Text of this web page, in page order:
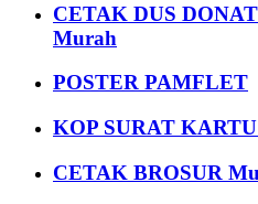
CETAK DUS
Murah
POSTER PAMFLET
KOP SURAT
CETAK BROSUR